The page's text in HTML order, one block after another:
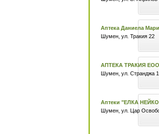
Аптека Даниела
Шумен, ул. Тракия 22
АПТЕКА ТРАКИЯ
Шумен, ул. Странджа
Аптеки "ЕЛКА
Шумен, ул. Цар